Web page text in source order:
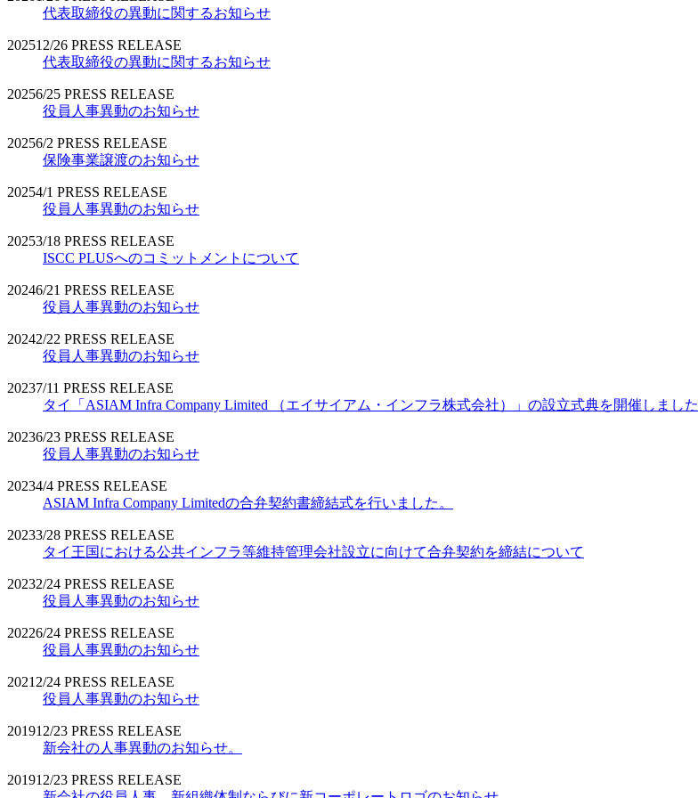
代表取締役の異動に関するお知らせ
202512/26 PRESS RELEASE
代表取締役の異動に関するお知らせ
20256/25 PRESS RELEASE
役員人事異動のお知らせ
20256/2 PRESS RELEASE
保険事業譲渡のお知らせ
20254/1 PRESS RELEASE
役員人事異動のお知らせ
20253/18 PRESS RELEASE
ISCC PLUSへのコミットメントについて
20246/21 PRESS RELEASE
役員人事異動のお知らせ
20242/22 PRESS RELEASE
役員人事異動のお知らせ
20237/11 PRESS RELEASE
タイ「ASIAM Infra Company Limited （エイサイアム・インフラ株式会社）」の設立式典を開催しました
20236/23 PRESS RELEASE
役員人事異動のお知らせ
20234/4 PRESS RELEASE
ASIAM Infra Company Limitedの合弁契約書締結式を行いました。
20233/28 PRESS RELEASE
タイ王国における公共インフラ等維持管理会社設立に向けて合弁契約を締結について
20232/24 PRESS RELEASE
役員人事異動のお知らせ
20226/24 PRESS RELEASE
役員人事異動のお知らせ
2021 2/24 PRESS RELEASE
役員人事異動のお知らせ
201912/23 PRESS RELEASE
新会社の人事異動のお知らせ。
201912/23 PRESS RELEASE